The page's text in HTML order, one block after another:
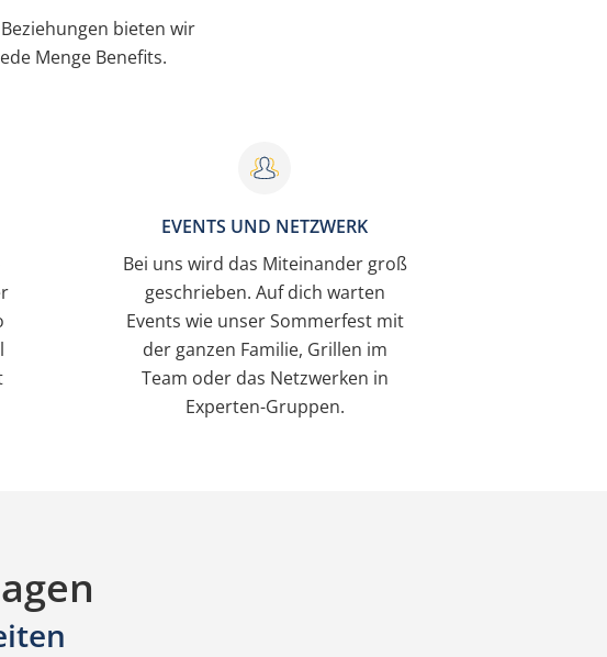
bieten wir
Menge Benefits.
EVENTS UND NETZWERK
Bei uns wird das Miteinander groß
geschrieben. Auf dich warten
Events wie unser Sommerfest mit
der ganzen Familie, Grillen im
Team oder das Netzwerken in
Experten-Gruppen.